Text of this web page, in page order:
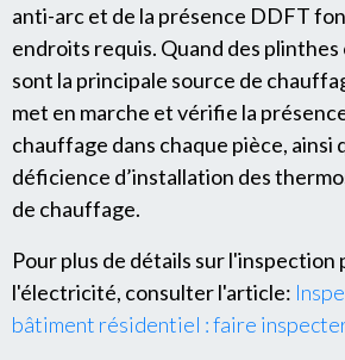
anti-arc et de la présence DDFT
endroits requis. Quand des
sont la principale source de
met en marche et vérifie la
chauffage dans chaque pièce, ainsi
déficience d’installation des
de chauffage.
Pour plus de détails sur l'inspection
l'électricité, consulter l'article:
bâtiment résidentiel : faire